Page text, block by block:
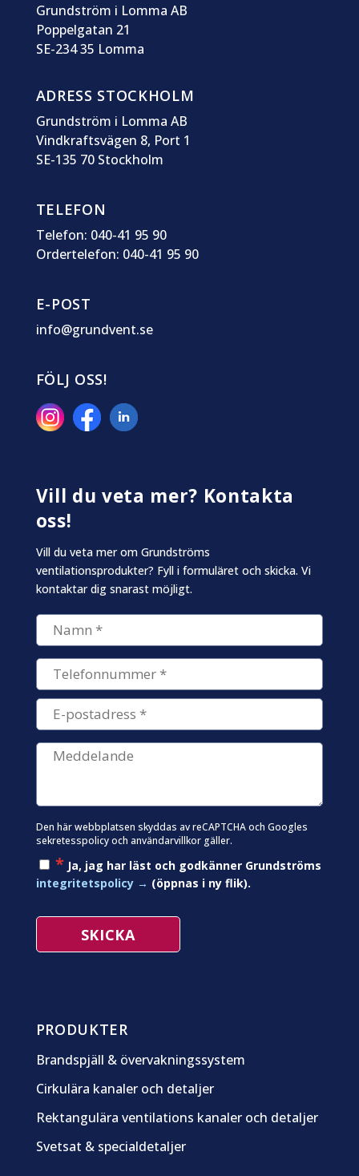
Grundström i Lomma AB
Poppelgatan 21
SE-234 35 Lomma
ADRESS STOCKHOLM
Grundström i Lomma AB
Vindkraftsvägen 8, Port 1
SE-135 70 Stockholm
TELEFON
Telefon: 040-41 95 90
Ordertelefon: 040-41 95 90
E-POST
info@grundvent.se
FÖLJ OSS!
Vill du veta mer? Kontakta
oss!
Vill du veta mer om Grundströms
ventilationsprodukter? Fyll i formuläret och skicka. Vi
kontaktar dig snarast möjligt.
Den här webbplatsen skyddas av reCAPTCHA och Googles
sekretesspolicyoch användarvillkorgäller.
*Ja, jag har läst och godkänner Grundströms
integritetspolicy
(öppnas i ny flik).
PRODUKTER
Brandspjäll & övervakningssystem
Cirkulära kanaler och detaljer
Rektangulära ventilations kanaler och detaljer
Svetsat & specialdetaljer